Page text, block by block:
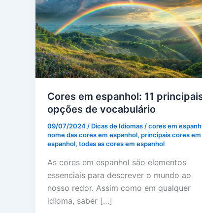
Cores em espanhol: 11
opções de vocabulário
09/07/2024 / Dicas de Idiomas/cores em
nome das cores em espanhol, principais cores em
espanhol, todas as cores em espanhol
As cores em espanhol são elementos
essenciais para descrever o mundo ao
nosso redor. Assim como em qualquer
idioma, saber […]